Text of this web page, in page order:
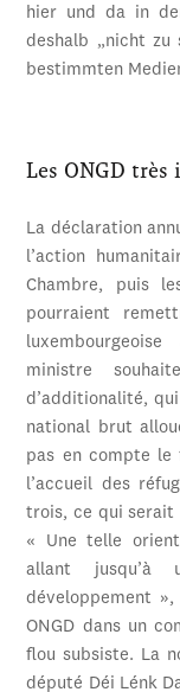
hier und da in
deshalb „nicht zu
bestimmten
Les ONGD très
La déclaration
l’action
Chambre, puis
pourraient
ministre
d’additionalité,
national brut
pas en compte le
l’accueil des
trois, ce qui serait
« Une telle
allant
développement
ONGD dans un
flou subsiste. La
député Déi Lénk